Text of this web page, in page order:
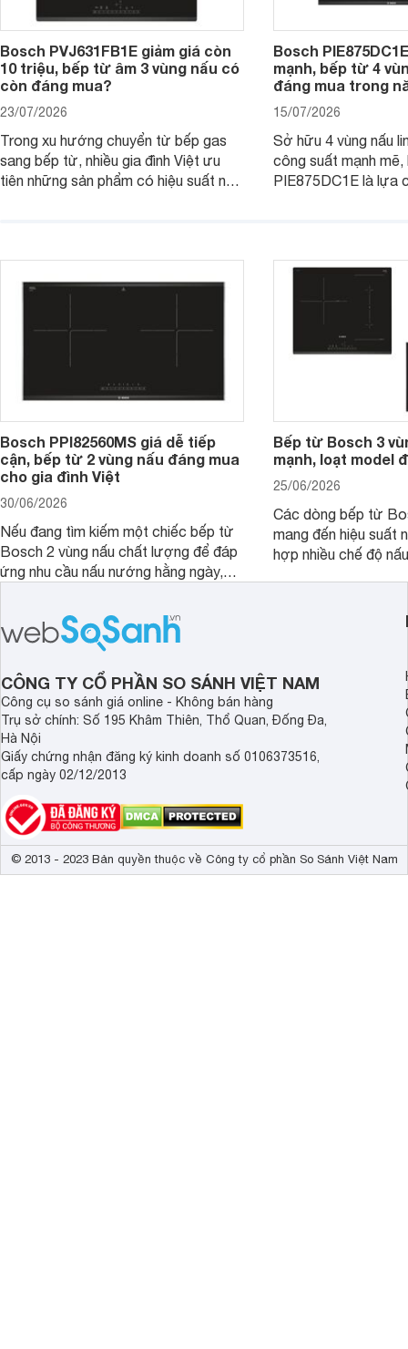
Bosch PVJ631FB1E giảm giá còn
10 triệu, bếp từ âm 3 vùng nấu có
còn đáng mua?
23/07/2026
Trong xu hướng chuyển từ bếp gas
sang bếp từ, nhiều gia đình Việt ưu
tiên những sản phẩm có hiệu suất nấu
mẫu bếp đáp ứng tốt các tiêu chí này.
Bosch
mạnh, bếp từ 4
đáng mua trong
15/07/2026
Sở hữu 4 vùng nấu
công suất mạnh
PIE875DC1E là lựa
Bosch PPI82560MS giá dễ tiếp
cận, bếp từ 2 vùng nấu đáng mua
cho gia đình Việt
30/06/2026
Nếu đang tìm kiếm một chiếc bếp từ
Bosch 2 vùng nấu chất lượng để đáp
ứng nhu cầu nấu nướng hằng ngày,
chọn đáng cân nhắc.
Bếp từ Bosch 3
mạnh, loạt model
25/06/2026
Các dòng bếp từ
mang đến hiệu suất
hợp nhiều chế độ
vùng nấu đáng mua
CÔNG TY CỔ PHẦN SO SÁNH VIỆT NAM
Công cụ so sánh giá online - Không bán hàng
Trụ sở chính: Số 195 Khâm Thiên, Thổ Quan, Đống Đa,
Hà Nội
Giấy chứng nhận đăng ký kinh doanh số 0106373516,
cấp ngày 02/12/2013
© 2013 - 2023 Bản quyền thuộc về Công ty cổ phần So Sánh Việt Nam